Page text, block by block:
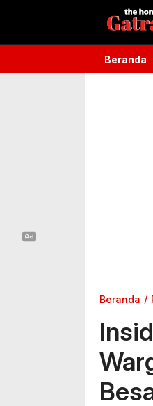
Gatra Daily
the
Beranda
Beranda